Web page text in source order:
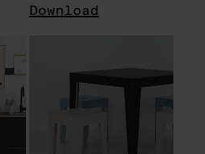
Download